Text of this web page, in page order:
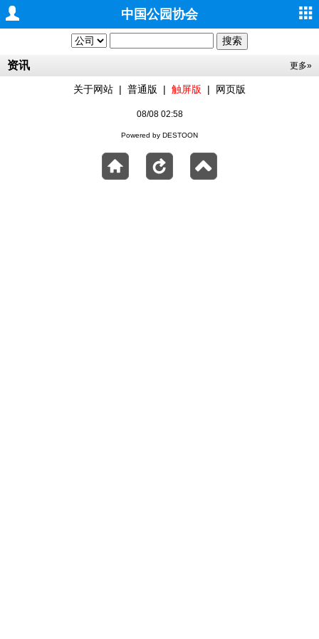
中国公园协会
更多»
资讯
关于网站 | 普通版 | 触屏版 | 网页版
08/08 02:58
Powered by DESTOON